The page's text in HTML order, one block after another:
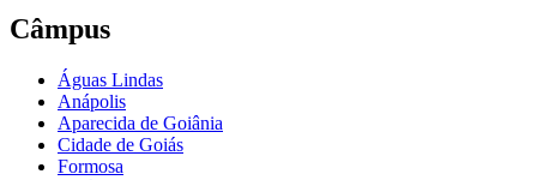
Câmpus
Águas Lindas
Anápolis
Aparecida de Goiânia
Cidade de Goiás
Formosa